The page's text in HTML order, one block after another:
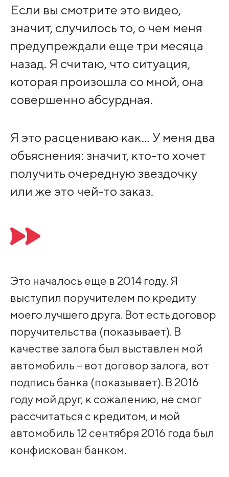
Если вы смотрите это видео,
значит, случилось то, о чем меня
предупреждали еще три месяца
назад. Я считаю, что ситуация,
которая произошла со мной, она
совершенно абсурдная.
Я это расцениваю как… У меня два
объяснения: значит, кто-то хочет
получить очередную звездочку
или же это чей-то заказ.
Это началось еще в 2014 году. Я
выступил поручителем по кредиту
моего лучшего друга. Вот есть договор
поручительства (показывает). В
качестве залога был выставлен мой
автомобиль – вот договор залога, вот
подпись банка (показывает). В 2016
году мой друг, к сожалению, не смог
рассчитаться с кредитом, и мой
автомобиль 12 сентября 2016 года был
конфискован банком.